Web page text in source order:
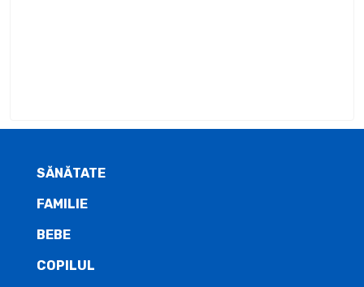
SĂNĂTATE
FAMILIE
BEBE
COPILUL